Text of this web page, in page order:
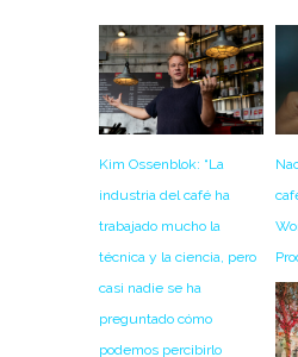
Kim Ossenblok: “La
industria del café ha
trabajado mucho la
técnica y la ciencia, pero
casi nadie se ha
preguntado cómo
podemos percibirlo